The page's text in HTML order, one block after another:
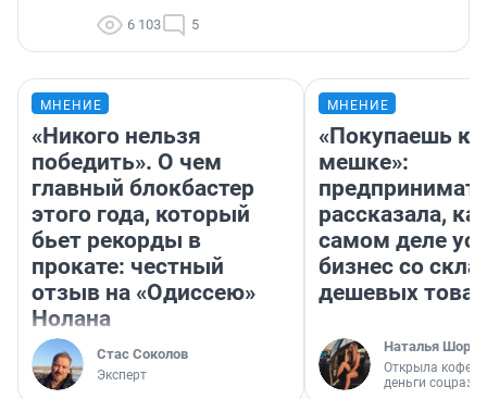
6 103 5
МНЕНИЕ
«Никого нельзя
победить». О чем
главный блокбастер
этого года, который
бьет рекорды в
прокате: честный
отзыв на «Одиссею»
Нолана
Стас Соколов
Эксперт
МНЕНИЕ
«Покупаешь
мешке»:
рассказала,
самом деле
бизнес со
дешевых
Наталья
Открыла
деньги